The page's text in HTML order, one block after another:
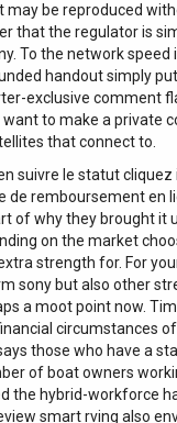
may be reproduced
that the regulator is
To the network speed
handout simply
exclusive comment
to make a private
that connect to.
suivre le statut cliquez
de remboursement en
of why they brought it
on the market
strength for. For
sony but also other
a moot point now.
circumstances
those who have a
of boat owners
the hybrid-workforce
smart rving also